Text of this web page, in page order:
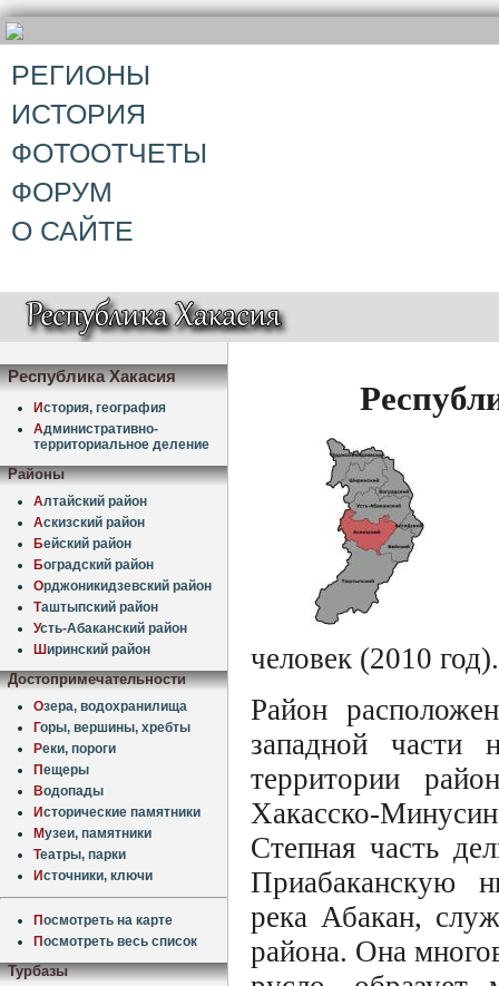
РЕГИОНЫ
ИСТОРИЯ
ФОТООТЧЕТЫ
ФОРУМ
О САЙТЕ
Республика Хакасия
История, география
Административно-
территориальное деление
Районы
Алтайский район
Аскизский район
Бейский район
Боградский район
Орджоникидзевский район
Таштыпский район
Усть-Абаканский район
Ширинский район
Достопримечательности
Озера, водохранилища
Горы, вершины, хребты
Реки, пороги
Пещеры
Водопады
Исторические памятники
Музеи, памятники
Театры, парки
Источники, ключи
Посмотреть на карте
Посмотреть весь список
Турбазы
человек (2010 год).
Район
западной части
территории
Хакасско-
Степная часть
Приабаканскую
река Абакан,
района. Она